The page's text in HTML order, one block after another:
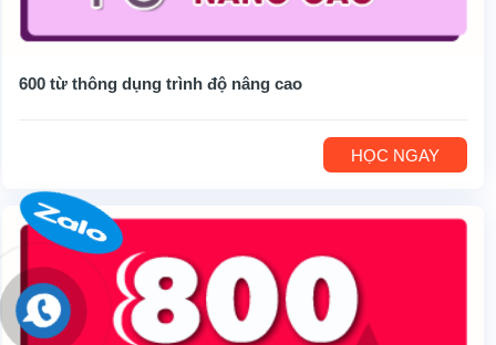
600 từ thông dụng trình độ nâng cao
HỌC NGAY